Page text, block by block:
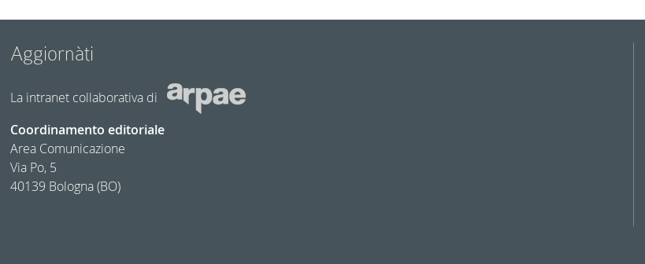
Aggiornàti
La intranet collaborativa di
Coordinamento editoriale
Area Comunicazione
Via Po, 5
40139 Bologna (BO)